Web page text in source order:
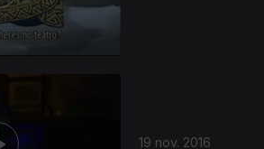
19 nov. 2016